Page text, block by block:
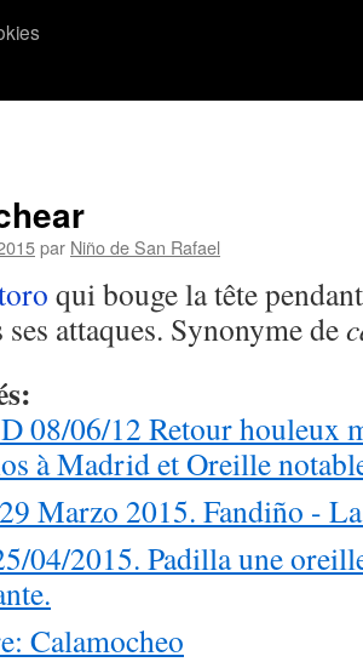
par Niño de San Rafael
qui bouge la tête
attaques. Synonyme de
08/06/12 Retour houleux
à Madrid et Oreille
Marzo 2015. Fandiño -
04/2015. Padilla une
Calamocheo